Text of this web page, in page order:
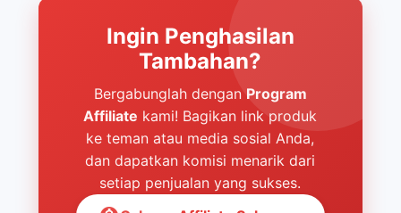
Ingin Penghasilan
Tambahan?
Bergabunglah dengan Program
Affiliate kami! Bagikan link produk
ke teman atau media sosial Anda,
dan dapatkan komisi menarik dari
setiap penjualan yang sukses.